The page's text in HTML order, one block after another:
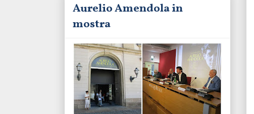
Aurelio Amendola in
mostra